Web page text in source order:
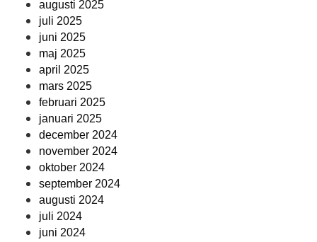
augusti 2025
juli 2025
juni 2025
maj 2025
april 2025
mars 2025
februari 2025
januari 2025
december 2024
november 2024
oktober 2024
september 2024
augusti 2024
juli 2024
juni 2024